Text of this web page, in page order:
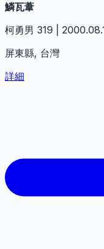
鱗瓦葦
柯勇男 319 |
屏東縣, 台灣
詳細